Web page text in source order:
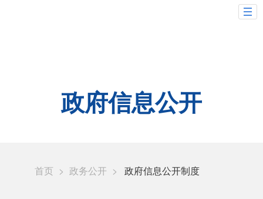
政府信息公开
首页 > 政务公开 > 政府信息公开制度